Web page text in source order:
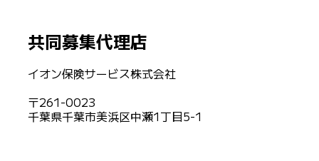
共同募集代理店
イオン保険サービス株式会社
〒261-0023
千葉県千葉市美浜区中瀬1丁目5-1